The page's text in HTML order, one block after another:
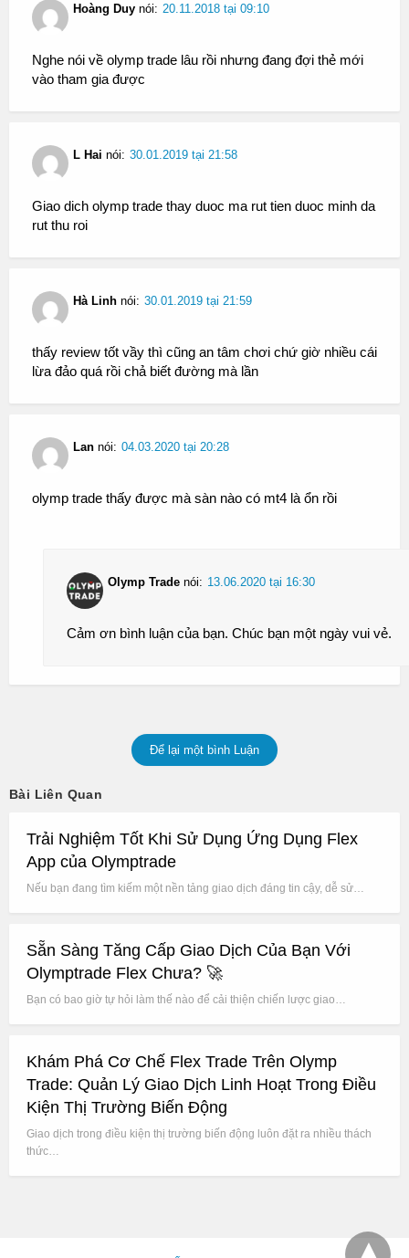
Hoàng Duy nói: 20.11.2018 tại 09:10
Nghe nói về olymp trade lâu rồi nhưng đang đợi thẻ mới
vào tham gia được
L Hai nói: 30.01.2019 tại 21:58
Giao dich olymp trade thay duoc ma rut tien duoc minh da
rut thu roi
Hà Linh nói: 30.01.2019 tại 21:59
thấy review tốt vầy thì cũng an tâm chơi chứ giờ nhiều cái
lừa đảo quá rồi chả biết đường mà lần
Lan nói: 04.03.2020 tại 20:28
olymp trade thấy được mà sàn nào có mt4 là ổn rồi
Olymp Trade nói: 13.06.2020 tại 16:30
Cảm ơn bình luận của bạn. Chúc bạn một ngày vui vẻ.
Để lại một bình Luận
Bài Liên Quan
Trải Nghiệm Tốt Khi Sử Dụng Ứng Dụng Flex
App của Olymptrade
Nếu bạn đang tìm kiếm một nền tảng giao dịch đáng tin cậy, dễ sử…
Sẵn Sàng Tăng Cấp Giao Dịch Của Bạn Với
Olymptrade Flex Chưa? 🚀
Bạn có bao giờ tự hỏi làm thế nào để cải thiện chiến lược giao…
Khám Phá Cơ Chế Flex Trade Trên Olymp
Trade: Quản Lý Giao Dịch Linh Hoạt Trong Điều
Kiện Thị Trường Biến Động
Giao dịch trong điều kiện thị trường biến động luôn đặt ra nhiều thách
thức…